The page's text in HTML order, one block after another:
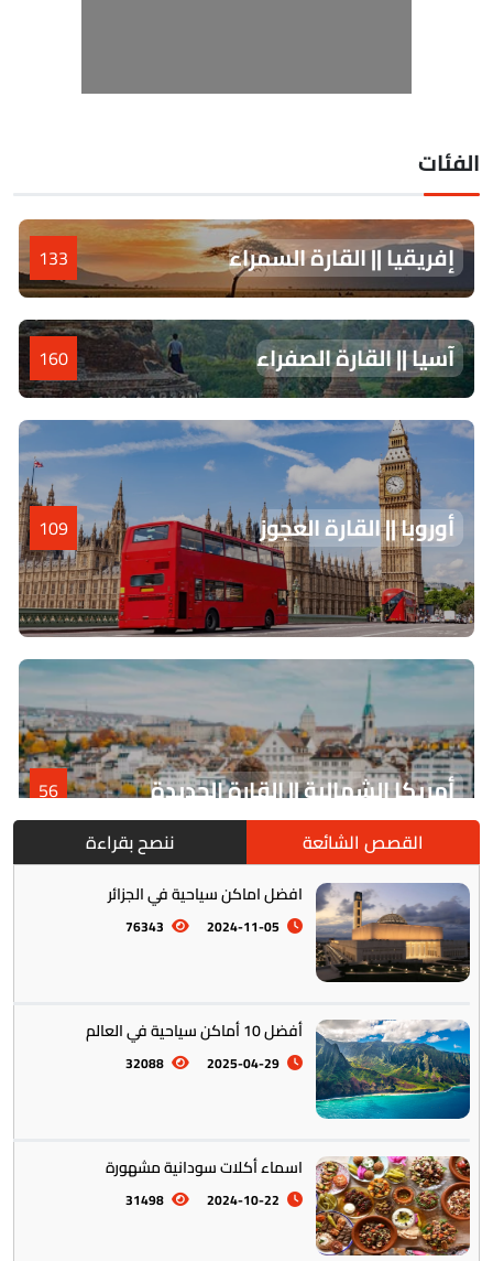
إفريقيا || القارة السمراء 133
آسيا || القارة الصفراء 160
أوروبا || القارة العجوز 109
أمريكا الشمالية || القارة الجديدة 56
أمريكا الجنوبية || القارة اللاتينية
القصص الشائعة ننصح بقراءة
افضل اماكن سياحية في الجزائر
2024-11-05
76343
أفضل 10 أماكن سياحية في العالم
2025-04-29
32088
اسماء أكلات سودانية مشهورة
2024-10-22
31498